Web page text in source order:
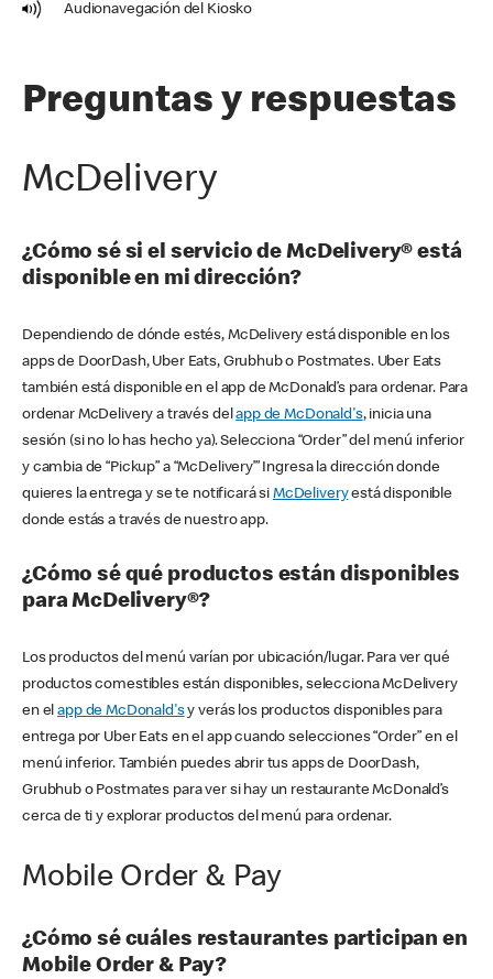
Audionavegación del Kiosko
Preguntas y respuestas
McDelivery
¿Cómo sé si el servicio de McDelivery® está
disponible en mi dirección?
Dependiendo de dónde estés, McDelivery está disponible en los
apps de DoorDash, Uber Eats, Grubhub o Postmates. Uber Eats
también está disponible en el app de McDonald’s para ordenar. Para
ordenar McDelivery a través delapp de McDonald's, inicia una
sesión (si no lo has hecho ya). Selecciona “Order” del menú inferior
y cambia de “Pickup” a “McDelivery’” Ingresa la dirección donde
quieres la entrega y se te notificará si McDeliveryestá disponible
donde estás a través de nuestro app.
¿Cómo sé qué productos están disponibles
para McDelivery®?
Los productos del menú varían por ubicación/lugar. Para ver qué
productos comestibles están disponibles, selecciona McDelivery
en elapp de McDonald'sy verás los productos disponibles para
entrega por Uber Eats en el app cuando selecciones “Order” en el
menú inferior. También puedes abrir tus apps de DoorDash,
Grubhub o Postmates para ver si hay un restaurante McDonald’s
cerca de ti y explorar productos del menú para ordenar.
Mobile Order & Pay
¿Cómo sé cuáles restaurantes participan en
Mobile Order & Pay?